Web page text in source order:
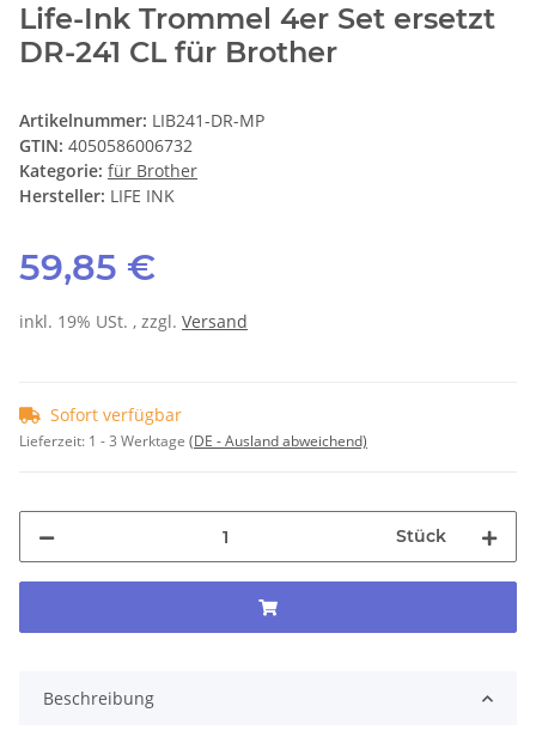
Life-Ink Trommel 4er Set ersetzt
DR-241 CL für Brother
Artikelnummer: LIB241-DR-MP
GTIN: 4050586006732
Kategorie: für Brother
Hersteller: LIFE INK
59,85 €
inkl. 19% USt. , zzgl. Versand
Sofort verfügbar
Lieferzeit: 1 - 3 Werktage (DE - Ausland abweichend)
Stück
Beschreibung